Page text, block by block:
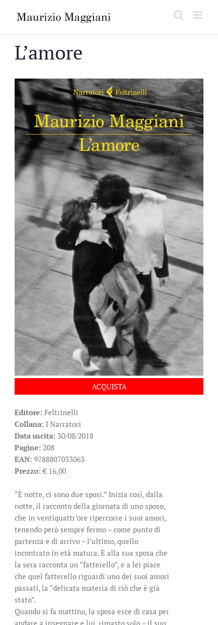
L’amore
ACQUISTA
Editore: Feltrinelli
Collana: I Narratori
Data uscita: 30/08/2018
Pagine: 208
EAN: 9788807033063
Prezzo: € 16,00
“È notte, ci sono due sposi.” Inizia così, dalla
notte, il racconto della giornata di uno sposo,
che in ventiquattr’ore ripercorre i suoi amori,
tenendo però sempre fermo – come punto di
partenza e di arrivo – l’ultimo, quello
incontrato in età matura. È alla sua sposa che
la sera racconta un “fatterello”, e a lei piace
che quel fatterello riguardi uno dei suoi amori
passati, la “delicata materia di ciò che è già
stato”.
Quando si fa mattino, la sposa esce di casa per